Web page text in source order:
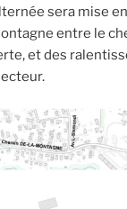
sera mise
entre le
et des